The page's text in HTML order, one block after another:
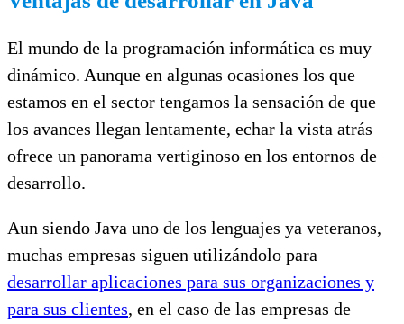
El mundo de la programación informática es muy
dinámico. Aunque en algunas ocasiones los que
estamos en el sector tengamos la sensación de que
los avances llegan lentamente, echar la vista atrás
ofrece un panorama vertiginoso en los entornos de
desarrollo.
Aun siendo Java uno de los lenguajes ya veteranos,
muchas empresas siguen utilizándolo para
desarrollar aplicaciones para sus organizaciones y
para sus clientes, en el caso de las empresas de